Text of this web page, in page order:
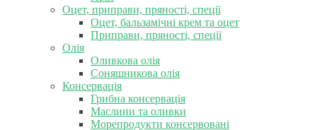
Оцет, приправи, пряності, спеції
Оцет, бальзамічні крем та оцет
Приправи, пряності, спеції
Олія
Оливкова олія
Соняшникова олія
Консервація
Грибна консервація
Маслини та оливки
Морепродукти консервовані